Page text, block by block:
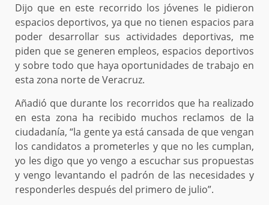
Dijo que en este recorrido los jóvenes le pidieron
espacios deportivos, ya que no tienen espacios para
poder desarrollar sus actividades deportivas, me
piden que se generen empleos, espacios deportivos
y sobre todo que haya oportunidades de trabajo en
esta zona norte de Veracruz.
Añadió que durante los recorridos que ha realizado
en esta zona ha recibido muchos reclamos de la
ciudadanía, “la gente ya está cansada de que vengan
los candidatos a prometerles y que no les cumplan,
yo les digo que yo vengo a escuchar sus propuestas
y vengo levantando el padrón de las necesidades y
responderles después del primero de julio”.